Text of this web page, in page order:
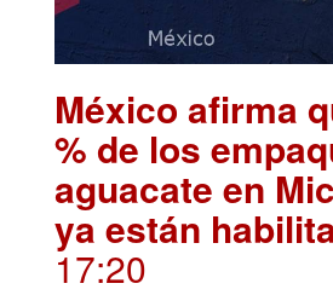
México afirma
% de los
aguacate en
ya están
17:20